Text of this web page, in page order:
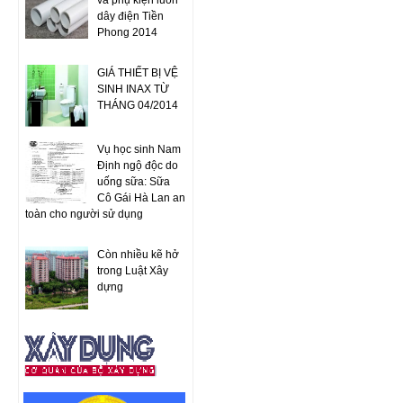
dây điện Tiền
Phong 2014
GIÁ THIẾT BỊ VỆ
SINH INAX TỪ
THÁNG 04/2014
Vụ học sinh Nam
Định ngộ độc do
uống sữa: Sữa
Cô Gái Hà Lan an
toàn cho người sử dụng
Còn nhiều kẽ hở
trong Luật Xây
dựng